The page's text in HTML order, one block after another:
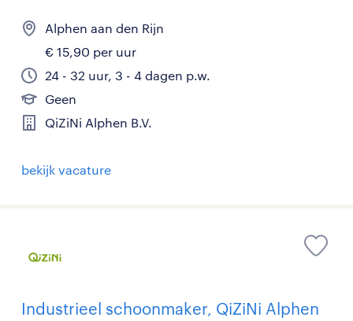
Alphen aan den Rijn
€ 15,90 per uur
24 - 32 uur, 3 - 4 dagen p.w.
Geen
QiZiNi Alphen B.V.
bekijk vacature
Industrieel schoonmaker, QiZiNi Alphen